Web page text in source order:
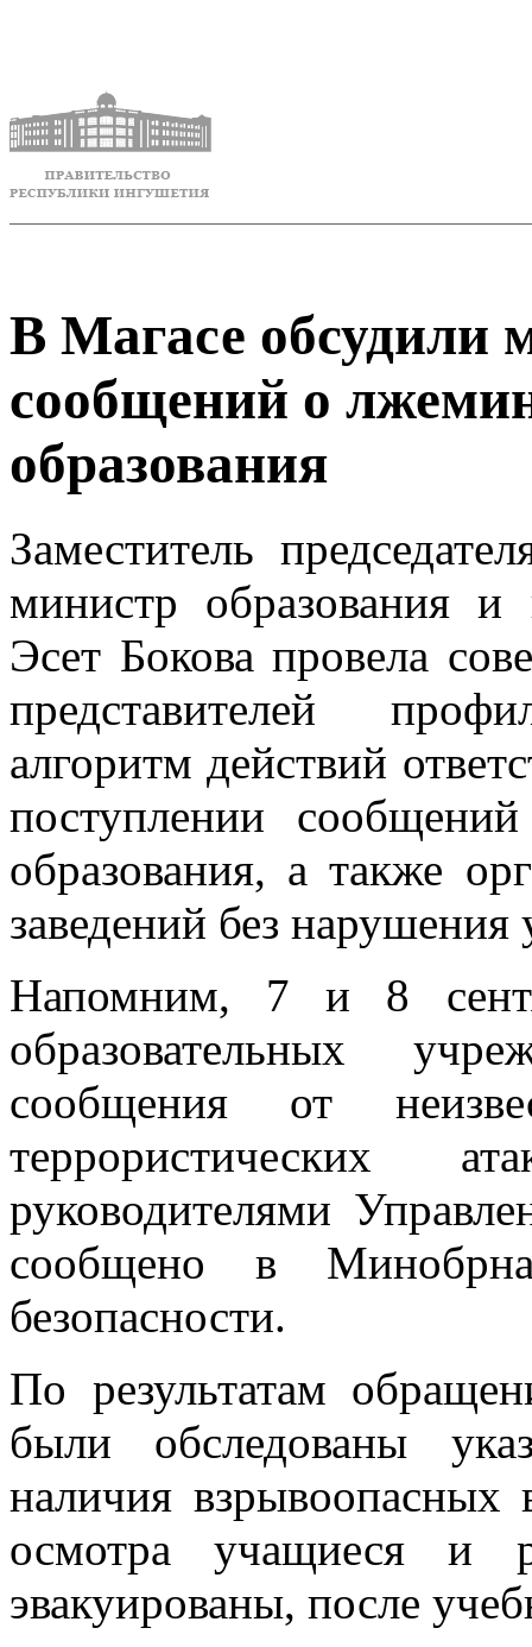
В Магасе обсудили
сообщений о
образования
Заместитель
министр образования
Эсет Бокова провела
представителей
алгоритм действий
поступлении
образования, а также
заведений без нарушения
Напомним, 7 и 8
образовательных
сообщения от
руководителями
сообщено в
безопасности.
По результатам
были обследованы
наличия взрывоопасных
осмотра учащиеся и
эвакуированы, после